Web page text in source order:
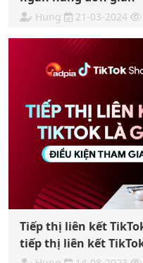
Hung 21-03-2024
Tiếp thị liên kết
tiếp thị liên kết